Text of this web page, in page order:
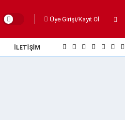
Üye Girişi/Kayıt Ol
İLETIŞIM